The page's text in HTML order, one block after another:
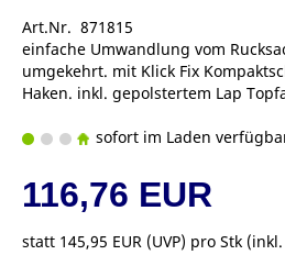
Art.Nr. 871815
einfache Umwandlung vom
umgekehrt. mit Klick Fix
Haken. inkl. gepolstertem Lap
sofort im Laden
116,76 EUR
statt 145,95 EUR (UVP) pro Stk